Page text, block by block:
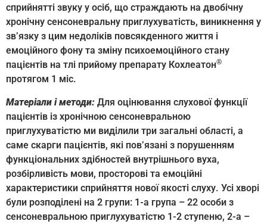
сприйнятті звуку у осіб, що страждають на двобічну
хронічну сенсоневральну приглухуватість, виникнення у
зв’язку з цим недоліків повсякденного життя і
емоційного фону та зміну психоемоційного стану
пацієнтів на тлі прийому препарату Кохлеатон®
протягом 1 міс.
Матеріали і методи: Для оцінювання слухової функції
пацієнтів із хронічною сенсоневральною
приглухуватістю ми виділили три загальні області, а
саме скарги пацієнтів, які пов’язані з порушенням
функціональних здібностей внутрішнього вуха,
розбірливість мови, просторові та емоційні
характеристики сприйняття нової якості слуху. Усі хворі
були розподілені на 2 групи: 1-а група – 22 особи з
сенсоневральною приглухуватістю 1-2 ступеню, 2-а –